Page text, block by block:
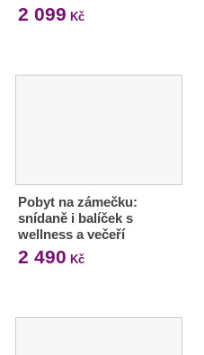
2 099 Kč
Pobyt na zámečku:
snídaně i balíček s
wellness a večeří
2 490 Kč